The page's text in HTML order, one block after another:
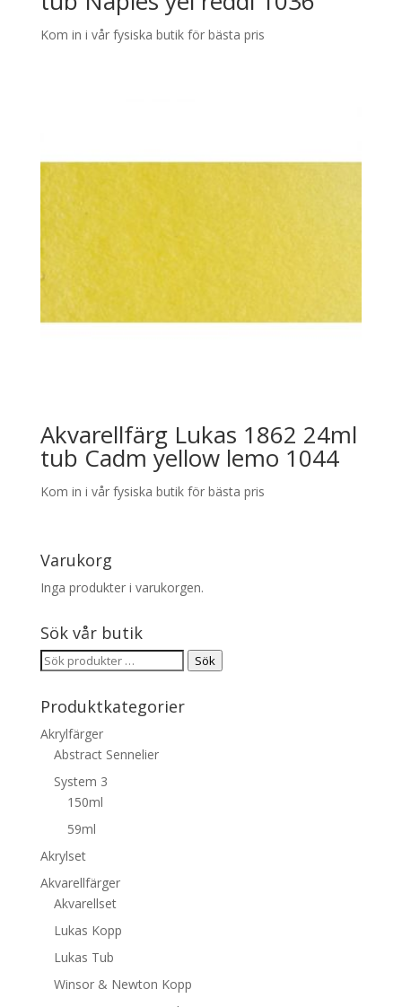
Kom in i vår fysiska butik för bästa pris
Akvarellfärg Lukas 1862 24ml
tub Cadm yellow lemo 1044
Kom in i vår fysiska butik för bästa pris
Varukorg
Inga produkter i varukorgen.
Sök vår butik
Sök
Sök
Produktkategorier
Akrylfärger
Abstract Sennelier
System 3
150ml
59ml
Akrylset
Akvarellfärger
Akvarellset
Lukas Kopp
Lukas Tub
Winsor & Newton Kopp